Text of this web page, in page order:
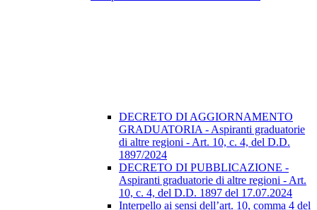
DECRETO DI AGGIORNAMENTO
GRADUATORIA - Aspiranti graduatorie
di altre regioni - Art. 10, c. 4, del D.D.
1897/2024
DECRETO DI PUBBLICAZIONE -
Aspiranti graduatorie di altre regioni - Art.
10, c. 4, del D.D. 1897 del 17.07.2024
Interpello ai sensi dell’art. 10, comma 4 del